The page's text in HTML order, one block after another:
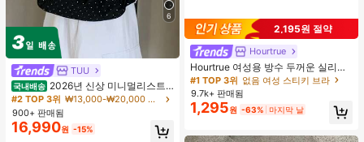
6
TUU
국내배송 2026년 신상 미니멀리스트
도트 캔버스 토트백, 대용량 캐주얼 다
용도 통근 숄더 핸드백
#2 TOP 3위
₩13,000-₩20,000 여성 숄더백
900+ 판매됨
16,990원 -15%
2,195원 절약
Hourtrue
Hourtrue 여성용 방수 두꺼운 실리콘
가슴 페탈, 작은 가슴 리프트업 & 푸시
인용, 웨딩 촬영 및 들러리용
#1 TOP 3위 없음 여성 스티키 브라
9.7k+ 판매됨
1,295원 -63% 마지막 날